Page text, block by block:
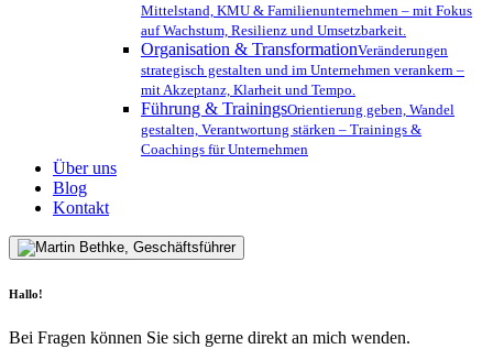
Mittelstand, KMU & Familienunternehmen – mit Fokus
auf Wachstum, Resilienz und Umsetzbarkeit.
Organisation & TransformationVeränderungen
strategisch gestalten und im Unternehmen verankern –
mit Akzeptanz, Klarheit und Tempo.
Führung & TrainingsOrientierung geben, Wandel
gestalten, Verantwortung stärken – Trainings &
Coachings für Unternehmen
Über uns
Blog
Kontakt
Hallo!
Bei Fragen können Sie sich gerne direkt an mich wenden.